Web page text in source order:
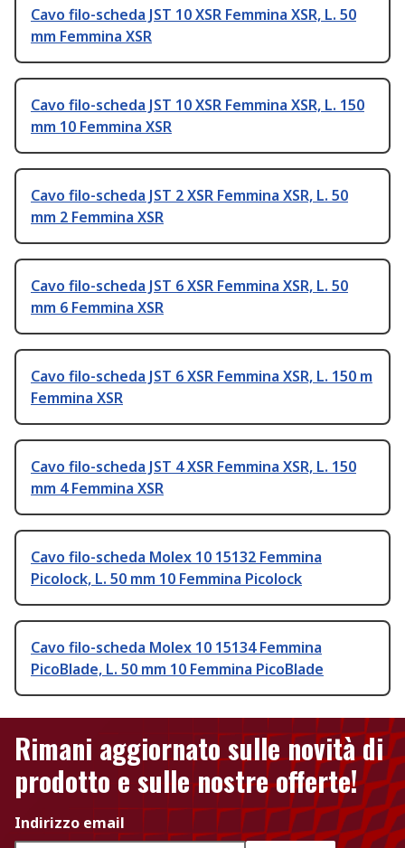
Cavo filo-scheda JST 10 XSR Femmina XSR, L. 50
mm Femmina XSR
Cavo filo-scheda JST 10 XSR Femmina XSR, L. 150
mm 10 Femmina XSR
Cavo filo-scheda JST 2 XSR Femmina XSR, L. 50
mm 2 Femmina XSR
Cavo filo-scheda JST 6 XSR Femmina XSR, L. 50
mm 6 Femmina XSR
Cavo filo-scheda JST 6 XSR Femmina XSR, L. 150 m
Femmina XSR
Cavo filo-scheda JST 4 XSR Femmina XSR, L. 150
mm 4 Femmina XSR
Cavo filo-scheda Molex 10 15132 Femmina
Picolock, L. 50 mm 10 Femmina Picolock
Cavo filo-scheda Molex 10 15134 Femmina
PicoBlade, L. 50 mm 10 Femmina PicoBlade
Rimani aggiornato sulle novità di
prodotto e sulle nostre offerte!
Indirizzo email